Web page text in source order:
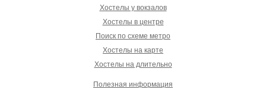
Хостелы у вокзалов
Хостелы в центре
Поиск по схеме метро
Хостелы на карте
Хостелы на длительно
Полезная информация